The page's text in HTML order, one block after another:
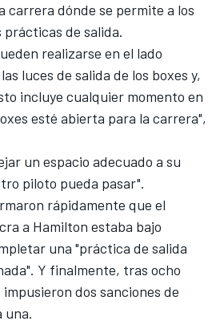
carrera dónde se permite a los
de salida.
realizarse en el lado
luces de salida de los boxes y,
incluye cualquier momento en
esté abierta para la carrera",
un espacio adecuado a su
piloto pueda pasar".
rápidamente que el
a Hamilton estaba bajo
una "práctica de salida
Y finalmente, tras ocho
dos sanciones de
una.